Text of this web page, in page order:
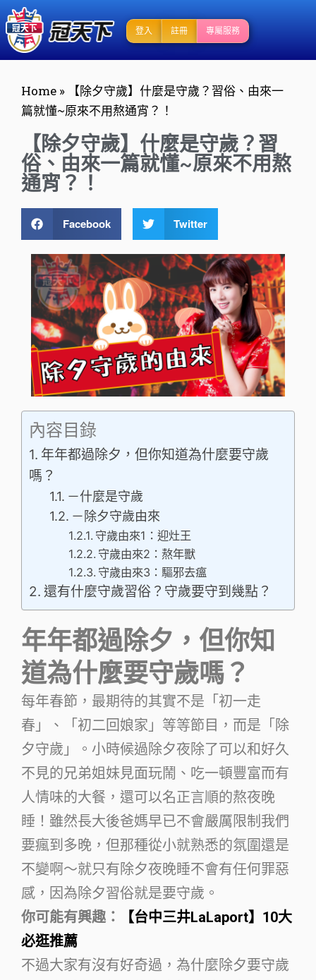
登入 註冊 專屬服務
Home »
【除夕守歲】什麼是守歲？習俗、由來一
篇就懂~原來不用熬通宵？！
【除夕守歲】什麼是守歲？習
俗、由來一篇就懂~原來不用熬
通宵？！
Facebook Twitter
內容目錄
年年都過除夕，但你知道為什麼要守歲
嗎？
－什麼是守歲
－除夕守歲由來
守歲由來1：迎灶王
守歲由來2：熬年獸
守歲由來3：驅邪去瘟
還有什麼守歲習俗？守歲要守到幾點？
年年都過除夕，但你知
道為什麼要守歲嗎？
每年春節，最期待的其實不是「初一走
春」、「初二回娘家」等等節目，而是「除
夕守歲」。小時候過除夕夜除了可以和好久
不見的兄弟姐妹見面玩鬧、吃一頓豐富而有
人情味的大餐，還可以名正言順的熬夜晚
睡！雖然長大後爸媽早已不會嚴厲限制我們
要瘋到多晚，但那種從小就熟悉的氛圍還是
不變啊～就只有除夕夜晚睡不會有任何罪惡
感，因為除夕習俗就是要守歲。
你可能有興趣：
【台中三井LaLaport】10大
必逛推薦
不過大家有沒有好奇過，為什麼除夕要守歲